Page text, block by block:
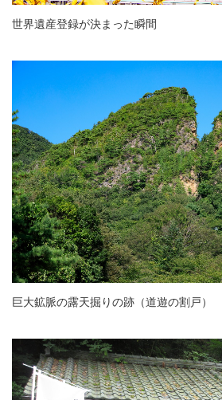
世界遺産登録が決まった瞬間
巨大鉱脈の露天掘りの跡（道遊の割戸）